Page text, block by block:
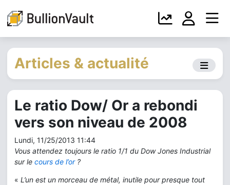
Articles & actualité
Le ratio Dow/ Or a rebondi
vers son niveau de 2008
Lundi, 11/25/2013 11:44
Vous attendez toujours le ratio 1/1 du Dow Jones Industrial
sur le cours de l’or ?
« L’un est un morceau de métal, inutile pour presque tout